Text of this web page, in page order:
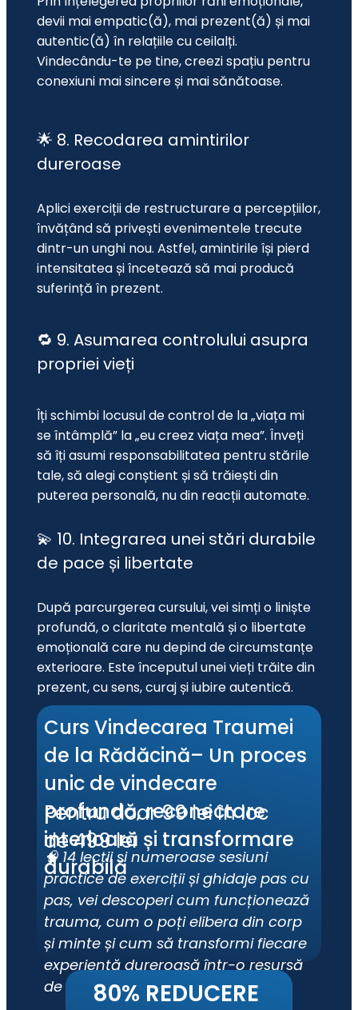
devii mai empatic(ă), mai prezent(ă) și mai
autentic(ă) în relațiile cu ceilalți.
Vindecându-te pe tine, creezi spațiu pentru
conexiuni mai sincere și mai sănătoase.
🌟 8. Recodarea amintirilor
dureroase
Aplici exerciții de restructurare a percepțiilor,
învățând să privești evenimentele trecute
dintr-un unghi nou. Astfel, amintirile își pierd
intensitatea și încetează să mai producă
suferință în prezent.
🔁 9. Asumarea controlului asupra
propriei vieți
Îți schimbi locusul de control de la „viața mi
se întâmplă” la „eu creez viața mea”. Înveți
să îți asumi responsabilitatea pentru stările
tale, să alegi conștient și să trăiești din
puterea personală, nu din reacții automate.
💫 10. Integrarea unei stări durabile
de pace și libertate
După parcurgerea cursului, vei simți o liniște
profundă, o claritate mentală și o libertate
emoțională care nu depind de circumstanțe
exterioare. Este începutul unei vieți trăite din
prezent, cu sens, curaj și iubire autentică.
Curs Vindecarea Traumei
de la Rădăcină– Un proces
unic de vindecare
profundă, reconectare
interioară și transformare
durabilă
Pentru doar 99 lei în loc
de 499 lei
🧠 14 lecții și numeroase sesiuni
practice de exerciții și ghidaje pas cu
pas, vei descoperi cum funcționează
trauma, cum o poți elibera din corp
și minte și cum să transformi fiecare
experiență dureroasă într-o resursă
de putere.80% REDUCERE